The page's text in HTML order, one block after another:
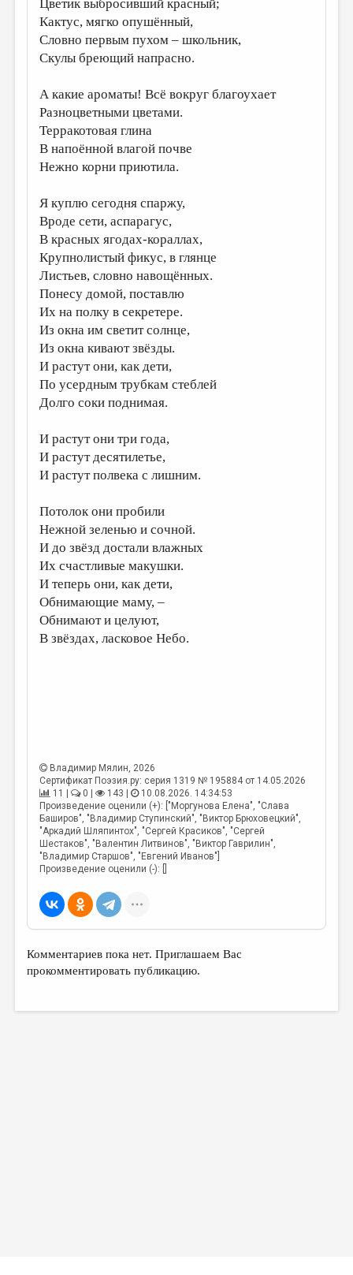
Цветик выбросивший красный;
Кактус, мягко опушённый,
Словно первым пухом – школьник,
Скулы бреющий напрасно.
А какие ароматы! Всё вокруг благоухает
Разноцветными цветами.
Терракотовая глина
В напоённой влагой почве
Нежно корни приютила.
Я куплю сегодня спаржу,
Вроде сети, аспарагус,
В красных ягодах-кораллах,
Крупнолистый фикус, в глянце
Листьев, словно навощённых.
Понесу домой, поставлю
Их на полку в секретере.
Из окна им светит солнце,
Из окна кивают звёзды.
И растут они, как дети,
По усердным трубкам стеблей
Долго соки поднимая.
И растут они три года,
И растут десятилетье,
И растут полвека с лишним.
Потолок они пробили
Нежной зеленью и сочной.
И до звёзд достали влажных
Их счастливые макушки.
И теперь они, как дети,
Обнимающие маму, –
Обнимают и целуют,
В звёздах, ласковое Небо.
Владимир Мялин, 2026
Сертификат Поэзия.ру: серия 1319 № 195884 от 14.05.2026
11 |
0 | 143 |
10.08.2026. 14:34:53
Произведение оценили (+): ["Моргунова Елена", "Слава
Баширов", "Владимир Ступинский", "Виктор Брюховецкий",
"Аркадий Шляпинтох", "Сергей Красиков", "Сергей
Шестаков", "Валентин Литвинов", "Виктор Гаврилин",
"Владимир Старшов", "Евгений Иванов"]
Произведение оценили (-): []
Комментариев пока нет. Приглашаем Вас
прокомментировать публикацию.